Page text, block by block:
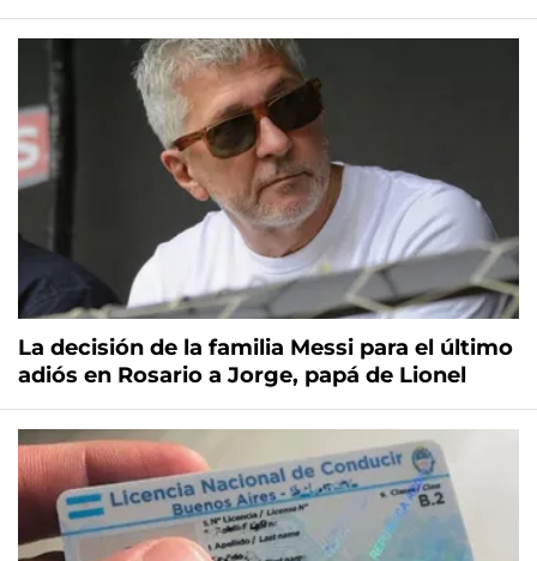
La decisión de la familia Messi para el último
adiós en Rosario a Jorge, papá de Lionel